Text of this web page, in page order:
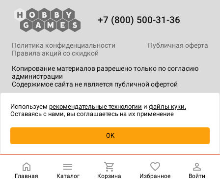
Уведомить о наличии
+7 (800) 500-31-36
Копирование материалов разрешено только по согласию
администрации
Содержимое сайта не является публичной офертой
Политика конфиденциальности
Публичная оферта
Правила акций со скидкой
технологии.
Главная Каталог Корзина Избранное Войти
Используем рекомендательные технологии и файлы куки.
Оставаясь с нами, вы соглашаетесь на их применение
OK